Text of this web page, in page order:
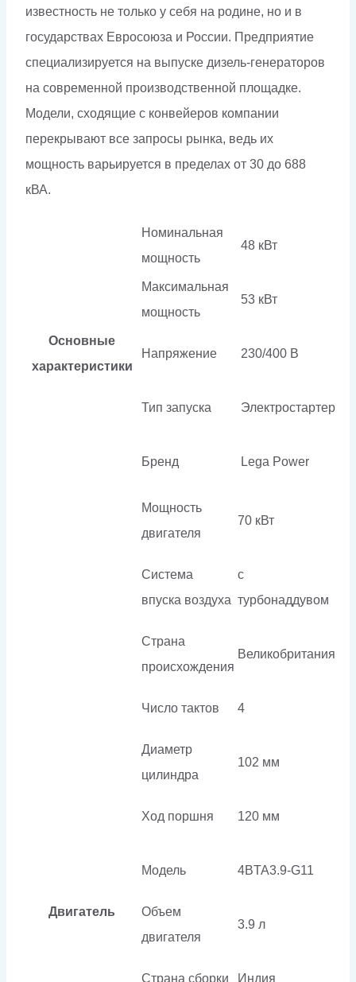
известность не только у себя на родине, но и в
государствах Евросоюза и России. Предприятие
специализируется на выпуске дизель-генераторов
на современной производственной площадке.
Модели, сходящие с конвейеров компании
перекрывают все запросы рынка, ведь их
мощность варьируется в пределах от 30 до 688
кВА.
Основные
характеристики
Номинальная
мощность
48 кВт
Максимальная
мощность
53 кВт
Напряжение 230/400 В
Тип запуска Электростартер
Бренд Lega Power
Двигатель
Мощность
двигателя
70 кВт
Система
впуска воздуха
с
турбонаддувом
Страна
происхождения
Великобритания
Число тактов 4
Диаметр
цилиндра
102 мм
Ход поршня 120 мм
Модель 4BTA3.9-G11
Объем
двигателя
3.9 л
Страна сборки Индия